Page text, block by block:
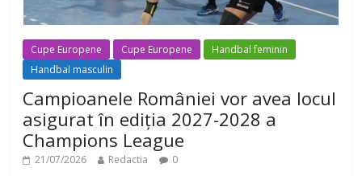
Cupe Europene Cupe Europene
Handbal feminin
Handbal masculin
Campioanele României vor avea locul
asigurat în ediția 2027-2028 a
Champions League
21/07/2026 Redactia 0